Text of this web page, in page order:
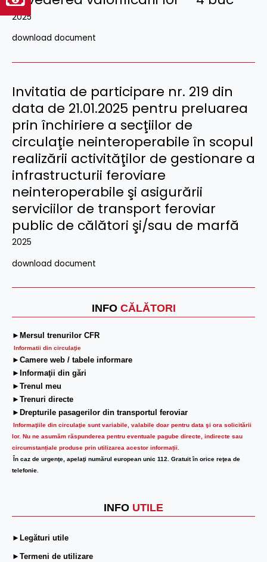
INFO CĂLĂTORI
►Mersul trenurilor CFR
Informatii din circulaţie
►Camere web / tabele informare
►Informaţii din gări
►Trenul meu
►Trenuri directe
►Drepturile pasagerilor din transportul feroviar
Informaţiile din circulaţie sunt variabile, valabile doar pentru data şi ora solicitării
lor. Nu ne asumăm răspunderea pentru eventuale pagube directe, indirecte sau
circumstanțiale produse prin utilizarea acestor informații.
În caz de urgenţe, apelaţi numărul european unic 112. Gratuit în orice reţea de
telefonie.
INFO UTILE
►Legături utile
►Termeni de utilizare
2025
download document
Invitatia de participare nr. 219 din
data de 21.01.2025 pentru preluarea
prin închiriere a secţiilor de
circulaţie neinteroperabile în scopul
realizării activităţilor de gestionare a
infrastructurii feroviare
neinteroperabile şi asigurării
serviciilor de transport feroviar
public de călători şi/sau de marfă
2025
download document